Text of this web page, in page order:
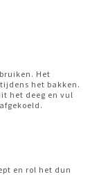
Het
het bakken.
het deeg en vul
en rol het dun